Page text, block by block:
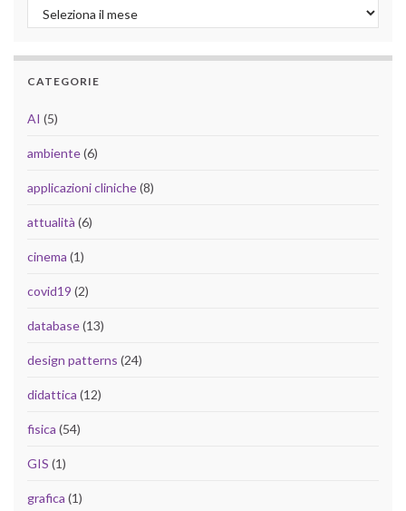
Archivio
CATEGORIE
AI (5)
ambiente(6)
applicazioni cliniche(8)
attualità (6)
cinema (1)
covid19 (2)
database(13)
design patterns (24)
didattica (12)
fisica (54)
GIS (1)
grafica (1)